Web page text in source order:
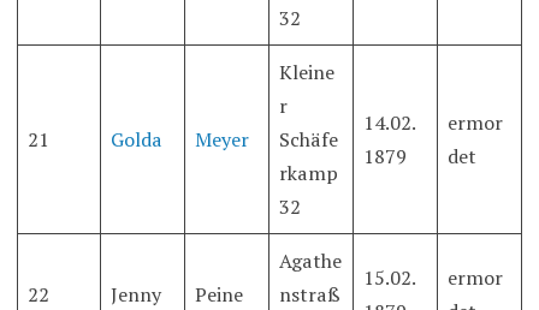
32
21 Golda Meyer
Kleine
r
Schäfe
rkamp
32
14.02.
1879
ermor
det
22 Jenny Peine
Agathe
nstraß
15.02.
ermor